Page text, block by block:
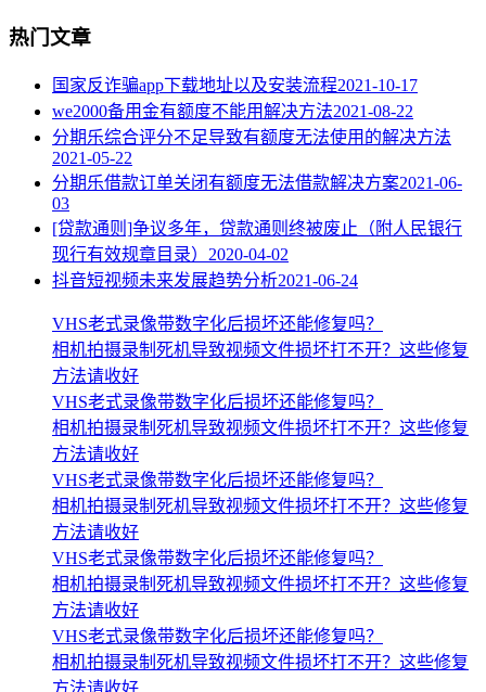
热门文章
国家反诈骗app下载地址以及安装流程2021-10-17
we2000备用金有额度不能用解决方法2021-08-22
分期乐综合评分不足导致有额度无法使用的解决方法
2021-05-22
分期乐借款订单关闭有额度无法借款解决方案2021-06-
03
[贷款通则]争议多年，贷款通则终被废止（附人民银行
现行有效规章目录） 2020-04-02
抖音短视频未来发展趋势分析2021-06-24
VHS老式录像带数字化后损坏还能修复吗？
相机拍摄录制死机导致视频文件损坏打不开？这些修复
方法请收好
VHS老式录像带数字化后损坏还能修复吗？
相机拍摄录制死机导致视频文件损坏打不开？这些修复
方法请收好
VHS老式录像带数字化后损坏还能修复吗？
相机拍摄录制死机导致视频文件损坏打不开？这些修复
方法请收好
VHS老式录像带数字化后损坏还能修复吗？
相机拍摄录制死机导致视频文件损坏打不开？这些修复
方法请收好
VHS老式录像带数字化后损坏还能修复吗？
相机拍摄录制死机导致视频文件损坏打不开？这些修复
方法请收好